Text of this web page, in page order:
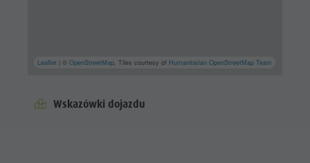
Leaflet | ©OpenStreetMap, Tiles courtesy of Humanitarian OpenStreetMap Team
Wskazówki dojazdu